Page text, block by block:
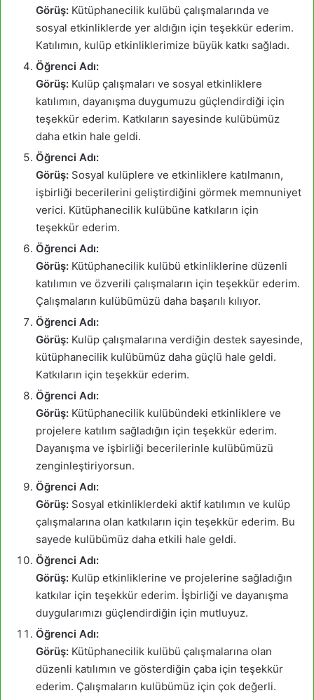
Görüş: Kütüphanecilik kulübü çalışmalarında ve
sosyal etkinliklerde yer aldığın için teşekkür ederim.
Katılımın, kulüp etkinliklerimize büyük katkı sağladı.
Öğrenci Adı:
Görüş: Kulüp çalışmaları ve sosyal etkinliklere
katılımın, dayanışma duygumuzu güçlendirdiği için
teşekkür ederim. Katkıların sayesinde kulübümüz
daha etkin hale geldi.
Öğrenci Adı:
Görüş: Sosyal kulüplere ve etkinliklere katılmanın,
işbirliği becerilerini geliştirdiğini görmek memnuniyet
verici. Kütüphanecilik kulübüne katkıların için
teşekkür ederim.
Öğrenci Adı:
Görüş: Kütüphanecilik kulübü etkinliklerine düzenli
katılımın ve özverili çalışmaların için teşekkür ederim.
Çalışmaların kulübümüzü daha başarılı kılıyor.
Öğrenci Adı:
Görüş: Kulüp çalışmalarına verdiğin destek sayesinde,
kütüphanecilik kulübümüz daha güçlü hale geldi.
Katkıların için teşekkür ederim.
Öğrenci Adı:
Görüş: Kütüphanecilik kulübündeki etkinliklere ve
projelere katılım sağladığın için teşekkür ederim.
Dayanışma ve işbirliği becerilerinle kulübümüzü
zenginleştiriyorsun.
Öğrenci Adı:
Görüş: Sosyal etkinliklerdeki aktif katılımın ve kulüp
çalışmalarına olan katkıların için teşekkür ederim. Bu
sayede kulübümüz daha etkili hale geldi.
Öğrenci Adı:
Görüş: Kulüp etkinliklerine ve projelerine sağladığın
katkılar için teşekkür ederim. İşbirliği ve dayanışma
duygularımızı güçlendirdiğin için mutluyuz.
Öğrenci Adı:
Görüş: Kütüphanecilik kulübü çalışmalarına olan
düzenli katılımın ve gösterdiğin çaba için teşekkür
ederim. Çalışmaların kulübümüz için çok değerli.